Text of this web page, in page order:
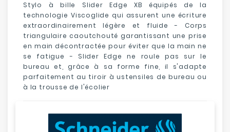
Stylo à bille Slider Edge XB équipés de la
technologie Viscoglide qui assurent une écriture
extraordinairement légère et fluide - Corps
triangulaire caoutchouté garantissant une prise
en main décontractée pour éviter que la main ne
se fatigue - Slider Edge ne roule pas sur le
bureau et, grâce à sa forme fine, il s'adapte
parfaitement au tiroir à ustensiles de bureau ou
à la trousse de l'écolier